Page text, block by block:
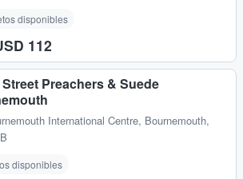
disponibles
112
Preachers & Suede
International Centre, Bournemouth,
disponibles